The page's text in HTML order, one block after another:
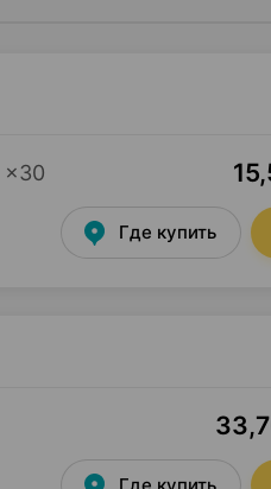
×30
Где купить